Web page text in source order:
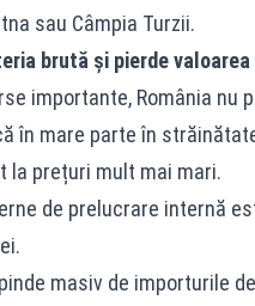
sau Câmpia Turzii.
brută și pierde valoarea
importante, România
în mare parte în
la prețuri mult mai mari.
de prelucrare internă
masiv de importurile